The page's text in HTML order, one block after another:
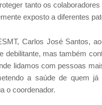
tanto os
exposto a diferentes
Carlos José Santos,
debilitante, mas também
lidamos com pessoas
a saúde de quem
o coordenador.